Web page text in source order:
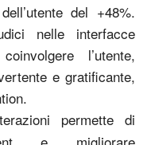
del +48%.
nelle interfacce
l’utente,
e gratificante,
permette di